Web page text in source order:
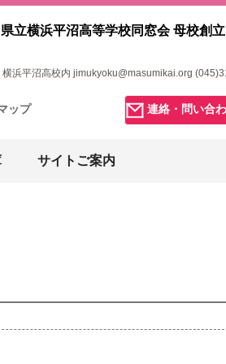
立横浜平沼高等学校同窓会 母校創
浜平沼高校内 jimukyoku@masumikai.org
連絡・問い合
ップ
サイトご案内